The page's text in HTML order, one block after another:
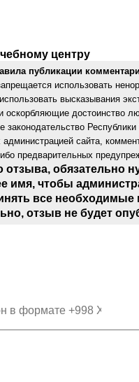
центру
публикации
использовать
высказывания
оскорбляющие достоинство
Республики
сайта,
предварительных
отзыва, обязательно
имя, чтобы
все
отзыв не будет